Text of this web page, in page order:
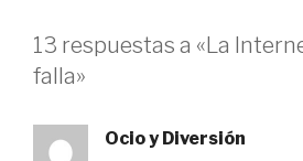
13 respuestas a «La
falla»
Ocio y Diversión